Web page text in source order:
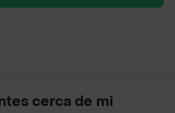
cerca de mi